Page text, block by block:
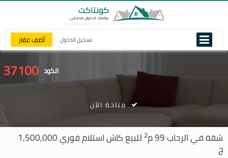
تسجيل الدخول أضف عقار
الكود 37100
شقة فيالرحاب 2 للبيع كاش استلام فوري 1,500,000
ج
متاحة الآن